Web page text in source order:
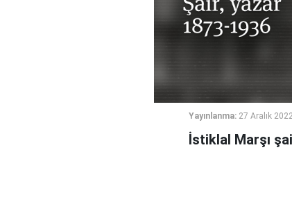
Yayınlanma: 27 Aralık
İstiklal Marşı